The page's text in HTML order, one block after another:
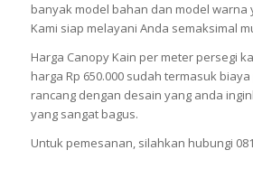
banyak model bahan dan model warna
Kami siap melayani Anda semaksimal
Harga Canopy Kain per meter persegi
harga Rp 650.000 sudah termasuk
rancang dengan desain yang anda
yang sangat bagus.
Untuk pemesanan, silahkan hubungi